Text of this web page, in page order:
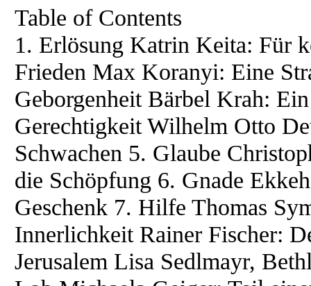
Table of Contents
1. Erlösung Katrin Keita: Für
Frieden Max Koranyi: Eine
Geborgenheit Bärbel Krah:
Gerechtigkeit Wilhelm Otto
Schwachen 5. Glaube
die Schöpfung 6. Gnade
Geschenk 7. Hilfe Thomas
Innerlichkeit Rainer Fischer:
Jerusalem Lisa Sedlmayr,